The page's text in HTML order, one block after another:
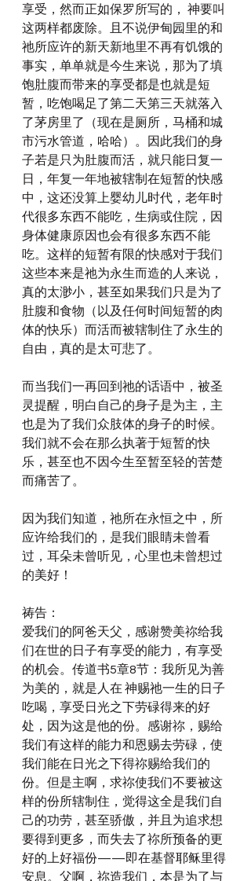
享受，然而正如保罗所写的， 神要叫
这两样都废除。且不说伊甸园里的和
祂所应许的新天新地里不再有饥饿的
事实，单单就是今生来说，那为了填
饱肚腹而带来的享受都是也就是短
暂，吃饱喝足了第二天第三天就落入
了茅房里了（现在是厕所，马桶和城
市污水管道，哈哈）。因此我们的身
子若是只为肚腹而活，就只能日复一
日，年复一年地被辖制在短暂的快感
中，这还没算上婴幼儿时代，老年时
代很多东西不能吃，生病或住院，因
身体健康原因也会有很多东西不能
吃。这样的短暂有限的快感对于我们
这些本来是祂为永生而造的人来说，
真的太渺小，甚至如果我们只是为了
肚腹和食物（以及任何时间短暂的肉
体的快乐）而活而被辖制住了永生的
自由，真的是太可悲了。
而当我们一再回到祂的话语中，被圣
灵提醒，明白自己的身子是为主，主
也是为了我们众肢体的身子的时候。
我们就不会在那么执著于短暂的快
乐，甚至也不因今生至暂至轻的苦楚
而痛苦了。
因为我们知道，祂所在永恒之中，所
应许给我们的，是我们眼睛未曾看
过，耳朵未曾听见，心里也未曾想过
的美好！
祷告：
爱我们的阿爸天父，感谢赞美祢给我
们在世的日子有享受的能力，有享受
的机会。传道书5章8节：我所见为善
为美的，就是人在 神赐祂一生的日子
吃喝，享受日光之下劳碌得来的好
处，因为这是他的份。感谢祢，赐给
我们有这样的能力和恩赐去劳碌，使
我们能在日光之下得祢赐给我们的
份。但是主啊，求祢使我们不要被这
样的份所辖制住，觉得这全是我们自
己的功劳，甚至骄傲，并且为追求想
要得到更多，而失去了祢所预备的更
好的上好福份——即在基督耶稣里得
安息。父啊，祢造我们，本是为了与